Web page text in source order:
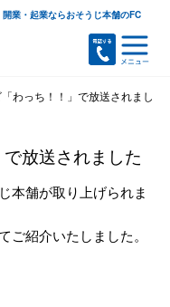
業・起業ならおそうじ本舗のFC
わっち！！」で放送されまし
放送されました
本舗が取り上げられま
紹介いたしました。